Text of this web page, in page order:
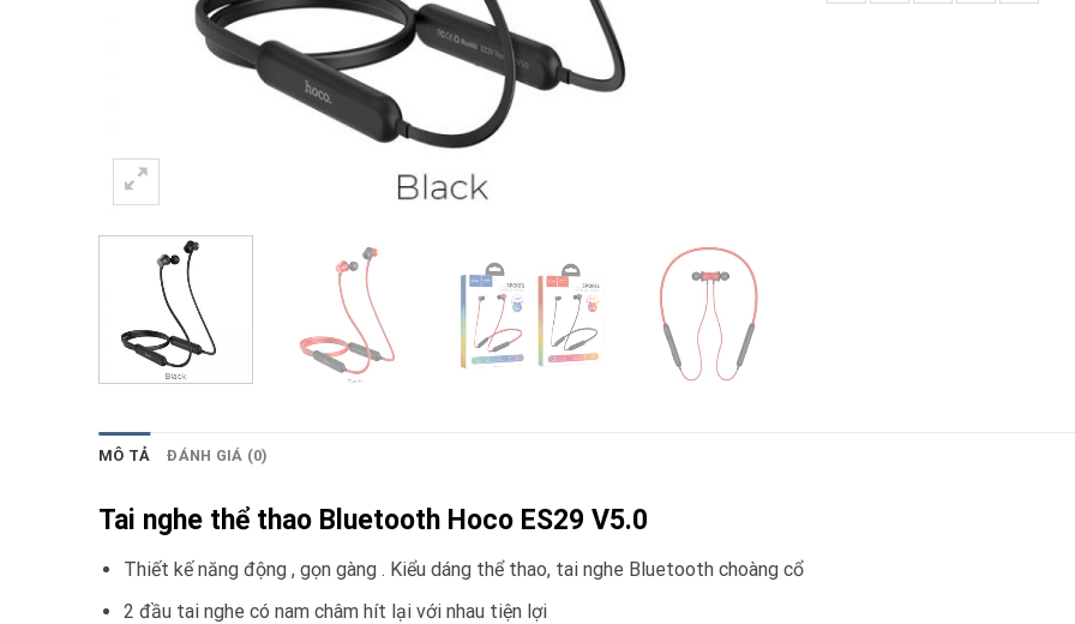
MÔ TẢ ĐÁNH GIÁ (0)
Tai nghe thể thao Bluetooth Hoco ES29 V5.0
Thiết kế năng động , gọn gàng . Kiểu dáng thể thao, tai nghe Bluetooth choàng cổ
2 đầu tai nghe có nam châm hít lại với nhau tiện lợi